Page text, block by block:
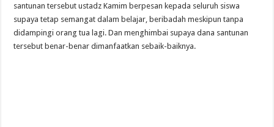
santunan tersebut ustadz Kamim berpesan kepada seluruh siswa
supaya tetap semangat dalam belajar, beribadah meskipun tanpa
didampingi orang tua lagi. Dan menghimbai supaya dana santunan
tersebut benar-benar dimanfaatkan sebaik-baiknya.